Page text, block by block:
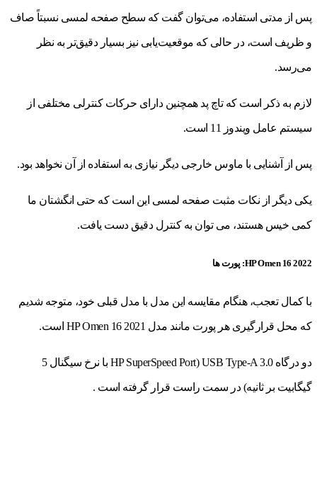
پس از مدتی استفاده، می‌توان گفت که سطح صفحه لمسی نسبتاً صاف
و ظریف است، در حالی که موقعیت‌یابی نیز بسیار دقیق‌تر به نظر
می‌رسد.
لازم به ذکر است که تاچ پد همچنین دارای حرکات کنترلی مختلفی از
سیستم عامل ویندوز 11 است.
پس از آشنایی با ماوس خارجی دیگر نیازی به استفاده از آن نخواهد بود.
یکی دیگر از نکات مثبت صفحه لمسی این است که حتی انگشتان ما
کمی خیس هستند، می توان به کنترل دقیق دست یافت.
HP Omen 16 2022: پورت ها
با کمال تعجب، هنگام مقایسه این مدل با مدل قبلی خود، متوجه شدیم
که محل قرارگیری هر پورت مانند مدل 2021 HP Omen 16 است.
دو درگاه USB Type-A 3.0 (HP SuperSpeed ​​Port با نرخ سیگنال 5
گیگابیت بر ثانیه) در سمت راست قرار گرفته است .